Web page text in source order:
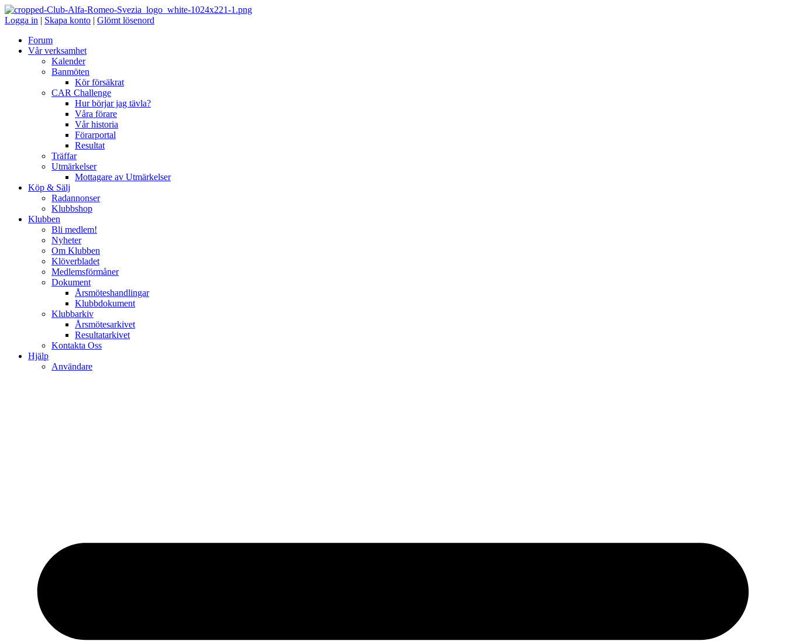
Logga in | Skapa konto | Glömt lösenord
Forum
Vår verksamhet
Kalender
Banmöten
Kör försäkrat
CAR Challenge
Hur börjar jag tävla?
Våra förare
Vår historia
Förarportal
Resultat
Träffar
Utmärkelser
Mottagare av Utmärkelser
Köp & Sälj
Radannonser
Klubbshop
Klubben
Bli medlem!
Nyheter
Om Klubben
Klöverbladet
Medlemsförmåner
Dokument
Årsmöteshandlingar
Klubbdokument
Klubbarkiv
Årsmötesarkivet
Resultatarkivet
Kontakta Oss
Hjälp
Användare